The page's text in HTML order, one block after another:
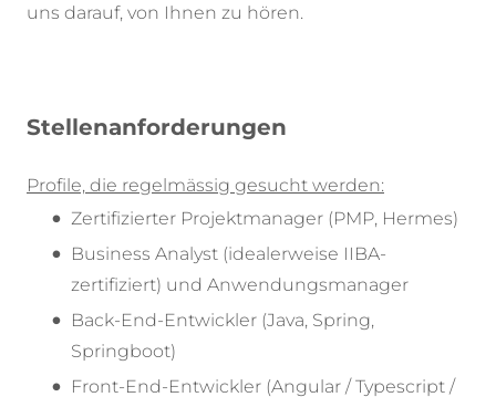
uns darauf, von Ihnen zu hören.
Stellenanforderungen
Profile, die regelmässig gesucht werden:
Zertifizierter Projektmanager (PMP, Hermes)
Business Analyst (idealerweise IIBA-
zertifiziert) und Anwendungsmanager
Back-End-Entwickler (Java, Spring,
Springboot)
Front-End-Entwickler (Angular / Typescript /